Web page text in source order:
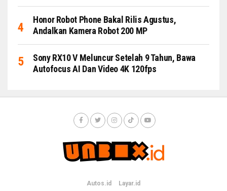
Honor Robot Phone Bakal Rilis Agustus,
Andalkan Kamera Robot 200 MP
Sony RX10 V Meluncur Setelah 9 Tahun, Bawa
Autofocus AI Dan Video 4K 120fps
Autos.id Layar.id